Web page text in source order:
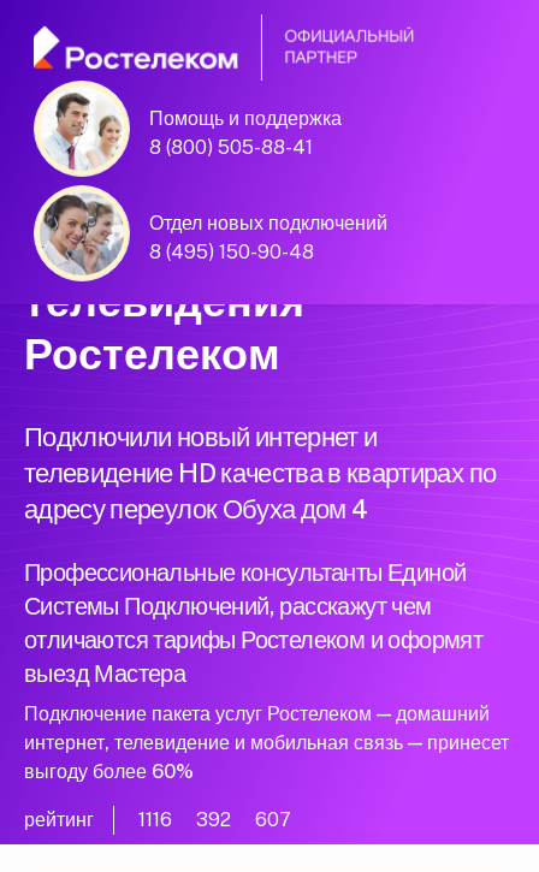
Помощь и поддержка
8 (800) 505-88-41
Отдел новых подключений
8 (495) 150-90-48
Единая Система
Подключений
нового интернета и
телевидения
Ростелеком
Подключили новый интернет и
телевидение HD качества в квартирах по
адресу переулок Обуха дом 4
Профессиональные консультанты Единой
Системы Подключений, расскажут чем
отличаются тарифы Ростелеком и оформят
выезд Мастера
Подключение пакета услуг Ростелеком — домашний
интернет, телевидение и мобильная связь — принесет
выгоду более 60%
рейтинг 1116 392 607